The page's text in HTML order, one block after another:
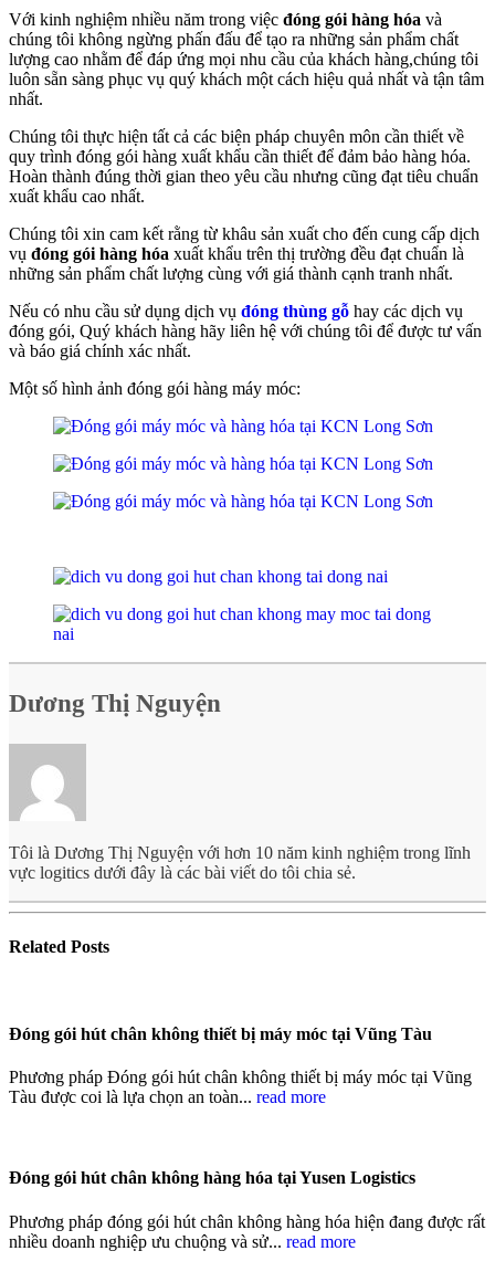
Với kinh nghiệm nhiều năm trong việc đóng gói hàng hóa và
chúng tôi không ngừng phấn đấu để tạo ra những sản phẩm chất
lượng cao nhằm để đáp ứng mọi nhu cầu của khách hàng,chúng tôi
luôn sẵn sàng phục vụ quý khách một cách hiệu quả nhất và tận tâm
nhất.
Chúng tôi thực hiện tất cả các biện pháp chuyên môn cần thiết về
quy trình đóng gói hàng xuất khẩu cần thiết để đảm bảo hàng hóa.
Hoàn thành đúng thời gian theo yêu cầu nhưng cũng đạt tiêu chuẩn
xuất khẩu cao nhất.
Chúng tôi xin cam kết rằng từ khâu sản xuất cho đến cung cấp dịch
vụ đóng gói hàng hóa xuất khẩu trên thị trường đều đạt chuẩn là
những sản phẩm chất lượng cùng với giá thành cạnh tranh nhất.
Nếu có nhu cầu sử dụng dịch vụ đóng thùng gỗ hay các dịch vụ
đóng gói, Quý khách hàng hãy liên hệ với chúng tôi để được tư vấn
và báo giá chính xác nhất.
Một số hình ảnh đóng gói hàng máy móc:
Dương Thị Nguyện
Tôi là Dương Thị Nguyện với hơn 10 năm kinh nghiệm trong lĩnh
vực logitics dưới đây là các bài viết do tôi chia sẻ.
Related Posts
Đóng gói hút chân không thiết bị máy móc tại Vũng Tàu
Phương pháp Đóng gói hút chân không thiết bị máy móc tại Vũng
Tàu được coi là lựa chọn an toàn... read more
Đóng gói hút chân không hàng hóa tại Yusen Logistics
Phương pháp đóng gói hút chân không hàng hóa hiện đang được rất
nhiều doanh nghiệp ưu chuộng và sử... read more